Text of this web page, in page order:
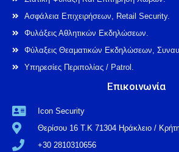
Ασφάλεια Επιχειρήσεων, Retail Security.
Φυλάξεις Αθλητικών Εκδηλώσεων.
Φύλαξεις Θεαματικών Εκδηλώσεων,
Υπηρεσίες Περιπολίας / Patrol.
Επικοινωνία
Icon Security
Θερίσου 16 Τ.Κ 71304 Ηράκλειο /
+30 2810310656